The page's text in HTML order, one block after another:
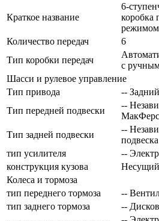
Краткое название
6-
коробка
режимом
Количество передач
6
Тип коробки передач
с
Шасси и рулевое управление
Тип привода
--
Тип передней подвески
--
Тип задней подвески
--
подвеска
тип усилителя
--
конструкция кузова
Несущий
Колеса и тормоза
тип переднего тормоза
--
тип заднего тормоза
--